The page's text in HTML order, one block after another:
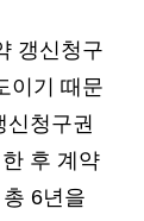
갱신청구
이기 때문
청구권
후 계약
6년을